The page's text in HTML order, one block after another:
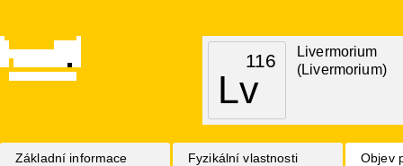
Lv
116
Livermorium
(Livermorium)
Základní informace Fyzikální vlastnosti Objev